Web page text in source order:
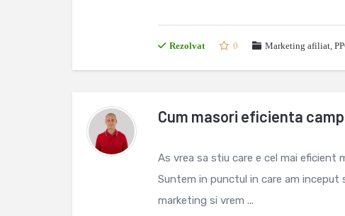
Rezolvat 0 Marketing afiliat,
Cum masori eficienta
As vrea sa stiu care e cel mai eficient
Suntem in punctul in care am inceput
marketing si vrem ...